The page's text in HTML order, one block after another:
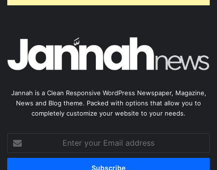
Jannah is a Clean Responsive WordPress Newspaper, Magazine,
News and Blog theme. Packed with options that allow you to
completely customize your website to your needs.
your
Email